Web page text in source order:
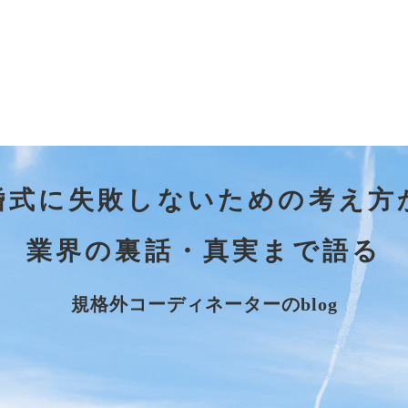
式に失敗しないための考え方
業界の裏話・真実まで語る
規格外コーディネーターのblog